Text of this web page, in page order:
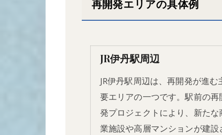
再開発エリアの具体例
JR伊丹駅周辺
JR伊丹駅周辺は、再開発が進む
要エリアの一つです。駅前の再
発プロジェクトにより、新たな
業施設や高層マンションが建設